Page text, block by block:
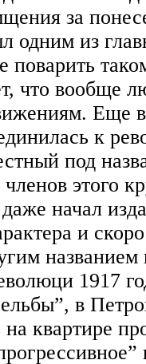
за
из
поварить
что вообще
Еще в
к
под
этого
начал
и
1917
в
на квартире